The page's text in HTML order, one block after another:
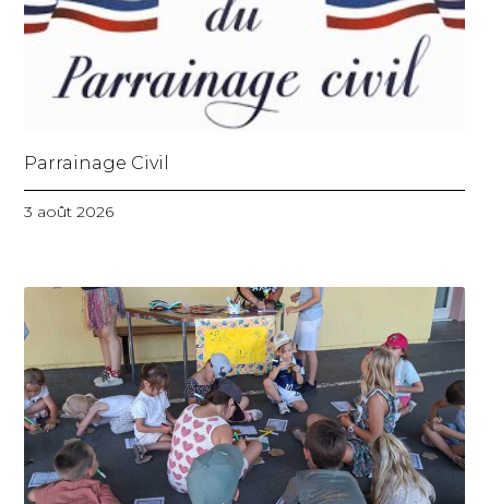
Parrainage Civil
3 août 2026